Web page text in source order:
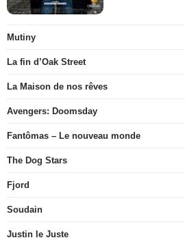
Mutiny
La fin d’Oak Street
La Maison de nos rêves
Avengers: Doomsday
Fantômas – Le nouveau monde
The Dog Stars
Fjord
Soudain
Justin le Juste